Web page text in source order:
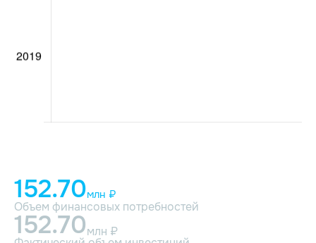
152.70млн ₽
Объем финансовых потребностей
152.70млн ₽